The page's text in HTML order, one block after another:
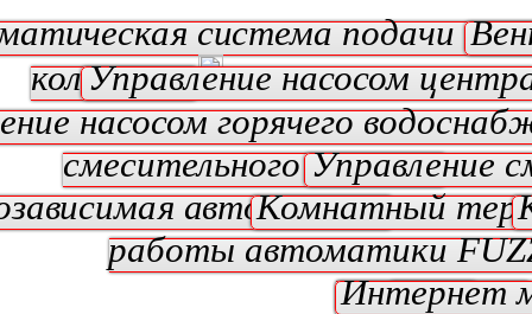
система подачи
колосники
Управление насосом
насосом горячего
смесительного клапана
Управление
автоматика
Комнатный
работы автоматики
оповещения
КПД
Интернет